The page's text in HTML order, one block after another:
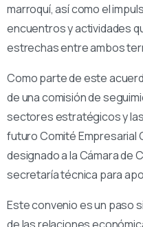
marroquí, así como el
encuentros y actividades
estrechas entre ambos
Como parte de este
de una comisión de
sectores estratégicos y
futuro Comité Empresarial
designado a la Cámara de
secretaría técnica para
Este convenio es un paso